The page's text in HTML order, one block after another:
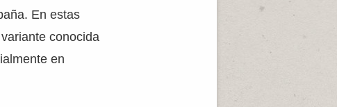
En estas
conocida
en